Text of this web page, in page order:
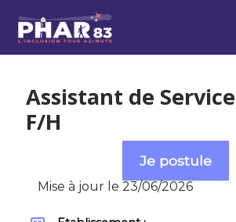
Assistant de
F/H
Je postule
Mise à jour le 23/06/2026